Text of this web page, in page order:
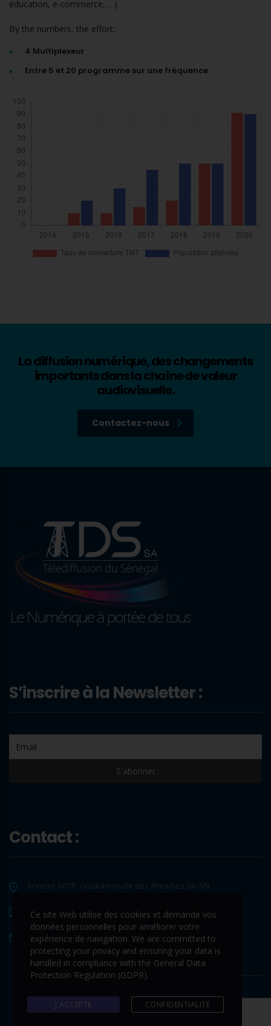
éducation, e-commerce, …)
By the numbers, the effort:
4 Multiplexeur
Entre 5 et 20 programme sur une fréquence
La diffusion numérique, des changements
importants dans la chaîne de valeur
audiovisuelle.
Contactez-nous
S’inscrire à la Newsletter :
Contact :
Annexe ARTP, Ouakam route des Almadies,DK-SN
+221 33 865 65 62
contact@www.tds-sa.sn
Ce site Web utilise des cookies et demande vos
données personnelles pour améliorer votre
expérience de navigation. We are committed to
protecting your privacy and ensuring your data is
handled in compliance with the General Data
Protection Regulation (GDPR).
J'ACCEPTE CONFIDENTIALITÉ